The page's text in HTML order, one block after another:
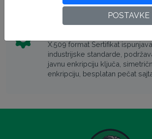
X.509 format Sertifikat
industrijske standarde,
javnu enkripciju ključa,
enkripciju, besplatan pečat
POSTAVKE